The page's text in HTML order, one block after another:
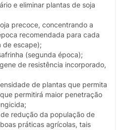
e eliminar plantas de soja
precoce, concentrando a
recomendada para cada
de escape);
(segunda época);
de resistência incorporado,
de plantas que permita
permitirá maior penetração
redução da população de
práticas agrícolas, tais